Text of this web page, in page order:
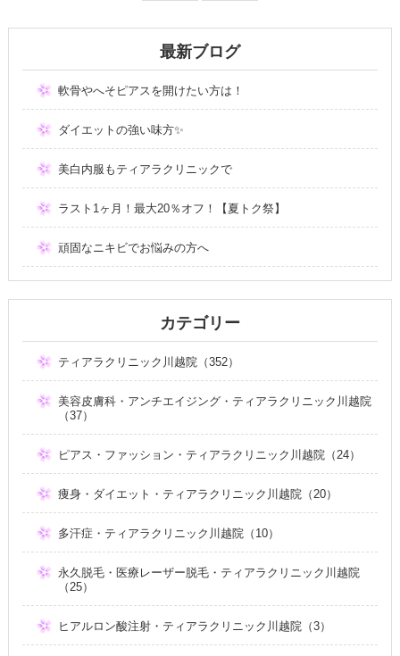
最新ブログ
軟骨やへそピアスを開けたい方は！
ダイエットの強い味方✨
美白内服もティアラクリニックで
ラスト1ヶ月！最大20％オフ！【夏トク祭】
頑固なニキビでお悩みの方へ
カテゴリー
ティアラクリニック川越院（352）
美容皮膚科・アンチエイジング・ティアラクリニック川越院
（37）
ピアス・ファッション・ティアラクリニック川越院（24）
痩身・ダイエット・ティアラクリニック川越院（20）
多汗症・ティアラクリニック川越院（10）
永久脱毛・医療レーザー脱毛・ティアラクリニック川越院
（25）
ヒアルロン酸注射・ティアラクリニック川越院（3）